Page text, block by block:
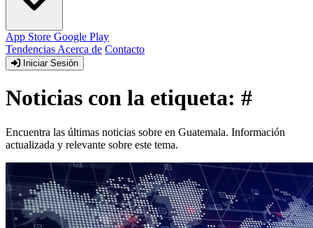
App Store Google Play
Tendencias Acerca de Contacto
Iniciar Sesión
Noticias con la etiqueta: #
Encuentra las últimas noticias sobre en Guatemala. Información
actualizada y relevante sobre este tema.